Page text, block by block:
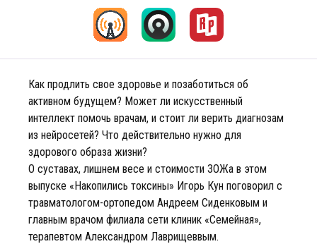
Как продлить свое здоровье и позаботиться об
активном будущем? Может ли искусственный
интеллект помочь врачам, и стоит ли верить диагнозам
из нейросетей? Что действительно нужно для
здорового образа жизни?
О суставах, лишнем весе и стоимости ЗОЖа в этом
выпуске «Накопились токсины» Игорь Кун поговорил с
травматологом-ортопедом Андреем Сиденковым и
главным врачом филиала сети клиник «Семейная»,
терапевтом Александром Лаврищеввым.